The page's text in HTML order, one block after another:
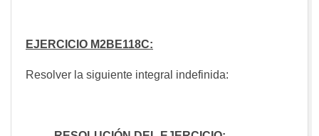
EJERCICIO M2BE118C:
Resolver la siguiente integral indefinida: